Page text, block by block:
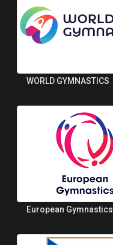
WORLD GYMNASTICS
European Gymnastics